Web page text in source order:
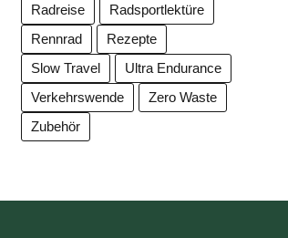
Radreise
Radsportlektüre
Rennrad
Rezepte
Slow Travel
Ultra Endurance
Verkehrswende
Zero Waste
Zubehör